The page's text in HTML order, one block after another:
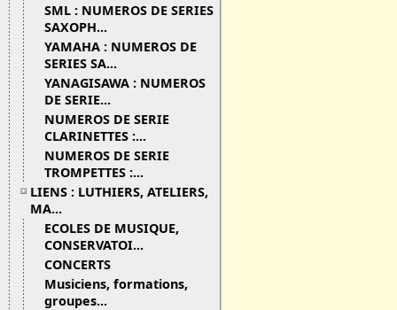
SML : NUMEROS DE SERIES
SAXOPH...
YAMAHA : NUMEROS DE
SERIES SA...
YANAGISAWA : NUMEROS
DE SERIE...
NUMEROS DE SERIE
CLARINETTES :...
NUMEROS DE SERIE
TROMPETTES :...
LIENS : LUTHIERS, ATELIERS,
MA...
ECOLES DE MUSIQUE,
CONSERVATOI...
CONCERTS
Musiciens, formations,
groupes...